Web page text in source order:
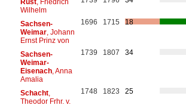
Wilhelm
Sachsen-
Weimar, Johann
Ernst Prinz von
1696 1715 18
Sachsen-
Weimar-
Eisenach, Anna
Amalia
1739 1807 34
Schacht,
Theodor Frhr. v.
1748 1823 25